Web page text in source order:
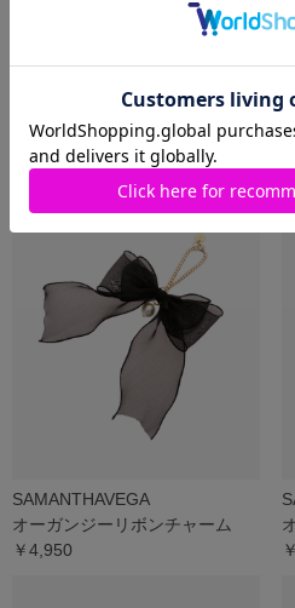
オーガンジーリボンチャーム
（ラベンダー）
￥4,950
SAMANTHAVEGA
オーガンジーリボンチャーム
￥4,950